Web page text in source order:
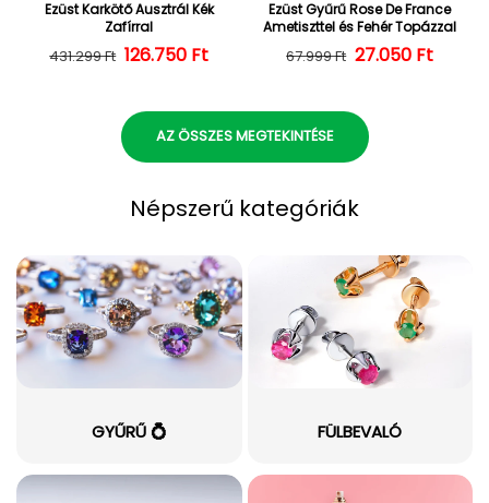
Ezüst Karkötő Ausztrál Kék
Zafírral
Normál ár
431.299 Ft Kedvezményes ár
126.750 Ft
Ezüst Gyűrű Rose De France
Ametiszttel és Fehér Topázzal
Normál ár
67.999 Ft 27.050 Ft
AZ ÖSSZES MEGTEKINTÉSE
Népszerű kategóriák
GYŰRŰ 💍 FÜLBEVALÓ